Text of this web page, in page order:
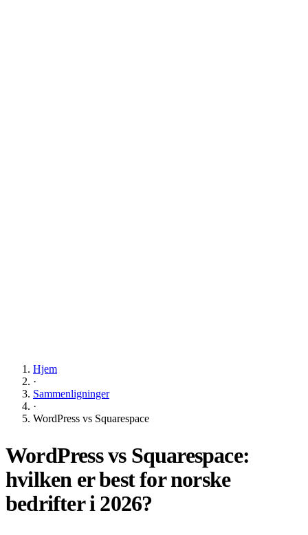
Hjem
·
Sammenligninger
·
WordPress vs Squarespace
WordPress vs Squarespace:
hvilken er best fornorske
bedrifteri 2026?